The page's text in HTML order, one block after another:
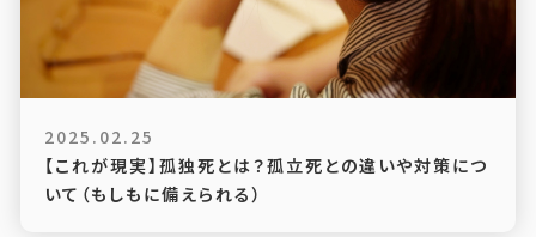
2025.02.25
【これが現実】孤独死とは？孤立死との違いや対策につ
いて（もしもに備えられる）